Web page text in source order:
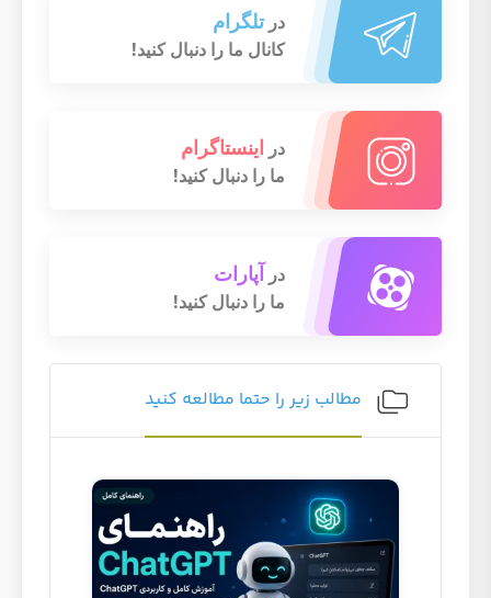
در تلگرام
کانال ما را دنبال کنید!
در اینستاگرام
ما را دنبال کنید!
در آپارات
ما را دنبال کنید!
مطالب زیر را حتما مطالعه کنید